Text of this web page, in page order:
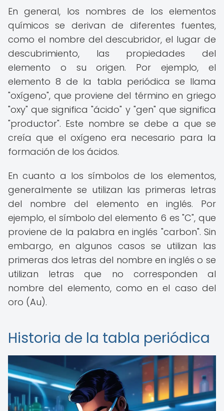
En general, los nombres de los elementos
químicos se derivan de diferentes fuentes,
como el nombre del descubridor, el lugar de
descubrimiento, las propiedades del
elemento o su origen. Por ejemplo, el
elemento 8 de la tabla periódica se llama
"oxígeno", que proviene del término en griego
"oxy" que significa "ácido" y "gen" que significa
"productor". Este nombre se debe a que se
creía que el oxígeno era necesario para la
formación de los ácidos.
En cuanto a los símbolos de los elementos,
generalmente se utilizan las primeras letras
del nombre del elemento en inglés. Por
ejemplo, el símbolo del elemento 6 es "C", que
proviene de la palabra en inglés "carbon". Sin
embargo, en algunos casos se utilizan las
primeras dos letras del nombre en inglés o se
utilizan letras que no corresponden al
nombre del elemento, como en el caso del
oro (Au).
Historia de la tabla periódica